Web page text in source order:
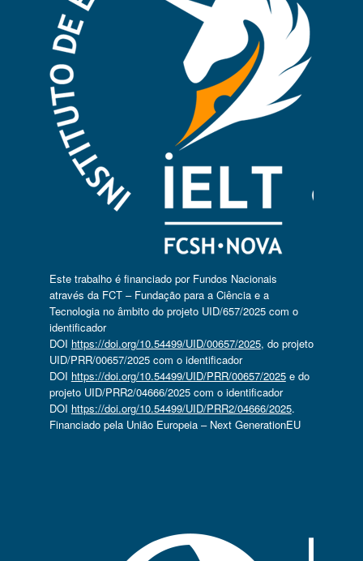
Este trabalho é financiado por Fundos Nacionais
através da FCT – Fundação para a Ciência e a
Tecnologia no âmbito do projeto UID/657/2025 com o
identificador
DOI https://doi.org/10.54499/UID/00657/2025, do projeto
UID/PRR/00657/2025 com o identificador
DOI https://doi.org/10.54499/UID/PRR/00657/2025e do
projeto UID/PRR2/04666/2025 com o identificador
DOI https://doi.org/10.54499/UID/PRR2/04666/2025.
Financiado pela União Europeia – Next GenerationEU